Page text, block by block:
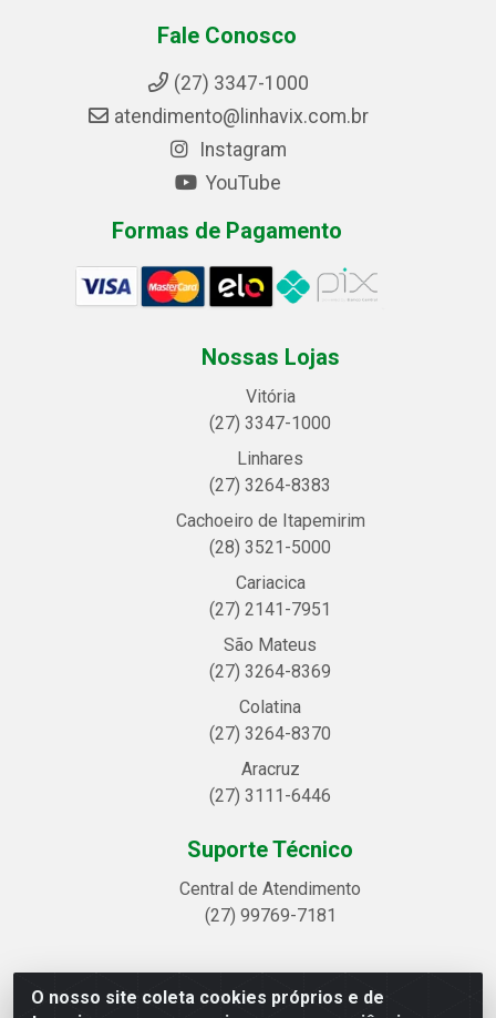
O nosso site coleta cookies próprios e de
Fale Conosco
(27) 3347-1000
atendimento@linhavix.com.br
Instagram
YouTube
Formas de Pagamento
Nossas Lojas
Vitória
(27) 3347-1000
Linhares
(27) 3264-8383
Cachoeiro de Itapemirim
(28) 3521-5000
Cariacica
(27) 2141-7951
São Mateus
(27) 3264-8369
Colatina
(27) 3264-8370
Aracruz
(27) 3111-6446
Suporte Técnico
Central de Atendimento
(27) 99769-7181
Linhavix Distribuidora LTDA - Avenida Alegre, 2521 -